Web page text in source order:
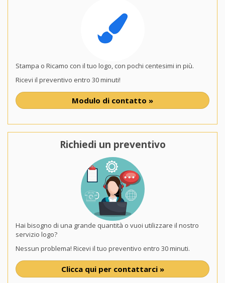
Stampa o Ricamo con il tuo logo, con pochi centesimi in più.
Ricevi il preventivo entro 30 minuti!
Modulo di contatto »
Richiedi un preventivo
Hai bisogno di una grande quantità o vuoi utilizzare il nostro
servizio logo?
Nessun problema! Ricevi il tuo preventivo entro 30 minuti.
Clicca qui per contattarci »